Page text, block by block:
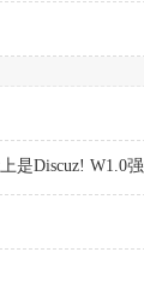
是Discuz! W1.0